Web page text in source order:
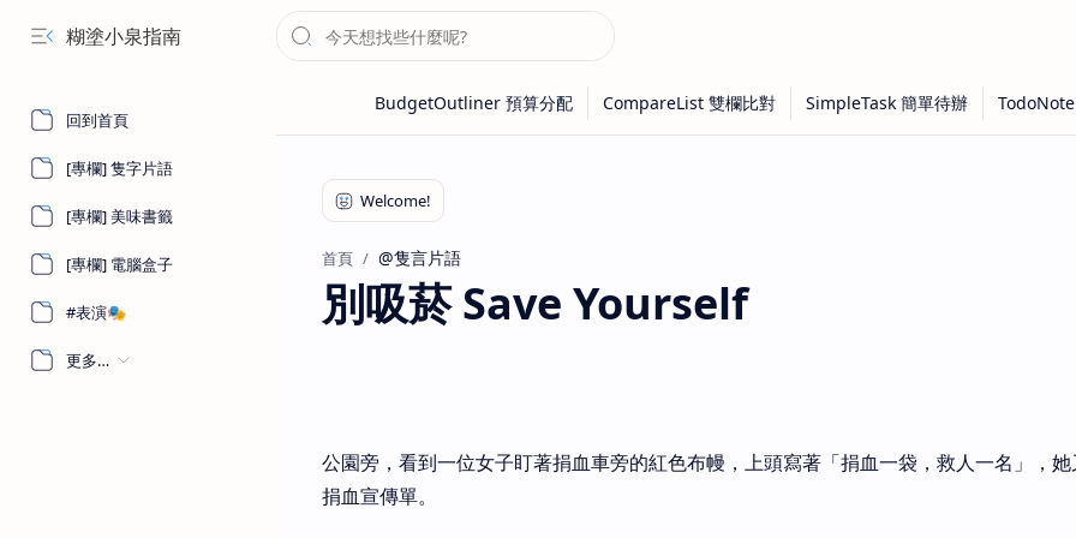
糊塗小泉指南
回到首頁
[專欄] 隻字片語
[專欄] 美味書籤
[專欄] 電腦盒子
#表演🎭
更多…
首頁 @隻言片語
別吸菸 Save Yourself
公園旁，看到一位女子盯著捐血車旁的紅色布幔，上頭寫著「捐血一袋，救人一名」，
捐血宣傳單。